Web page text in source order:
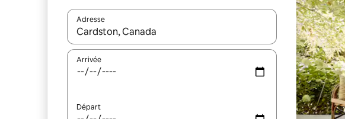
Adresse
Lorsque les résultats s'affichent, utilisez les flèches vers le haut et
Arrivée
Départ